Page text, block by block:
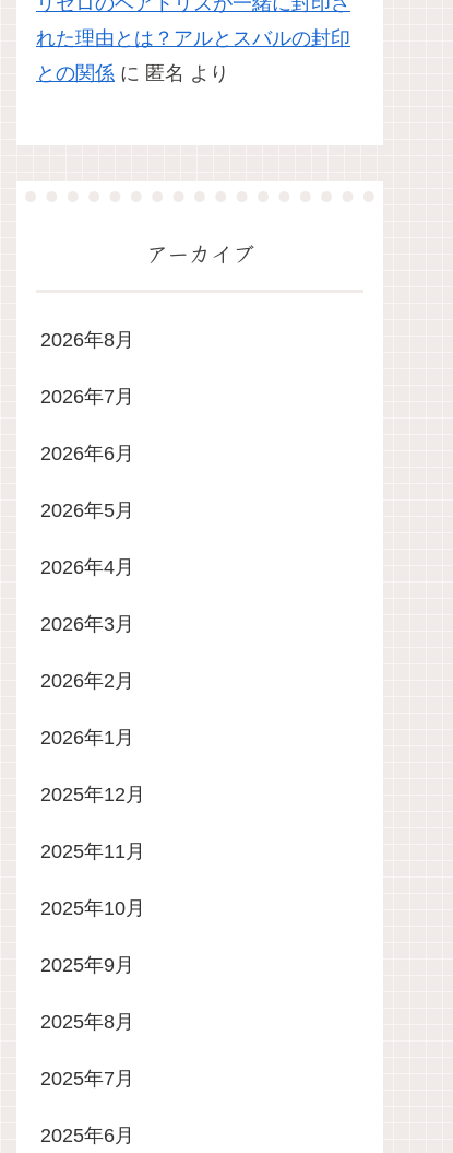
れた理由とは？アルとスバルの封印
との関係 に 匿名 より
アーカイブ
2026年8月
2026年7月
2026年6月
2026年5月
2026年4月
2026年3月
2026年2月
2026年1月
2025年12月
2025年11月
2025年10月
2025年9月
2025年8月
2025年7月
2025年6月